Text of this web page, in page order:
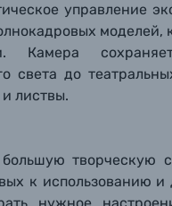
управление
моделей,
Камера
света до
листвы.
творческую
к использованию